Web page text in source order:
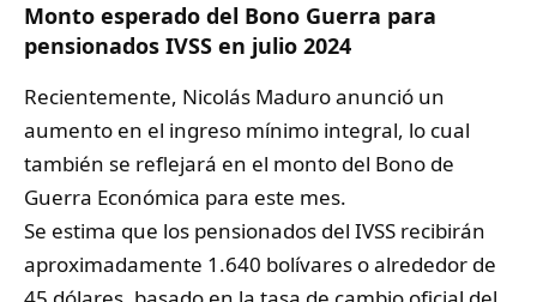
Monto esperado del Bono Guerra para
pensionados IVSS en julio 2024
Recientemente, Nicolás Maduro anunció un
aumento en el ingreso mínimo integral, lo cual
también se reflejará en el monto del Bono de
Guerra Económica para este mes.
Se estima que los pensionados del IVSS recibirán
aproximadamente 1.640 bolívares o alrededor de